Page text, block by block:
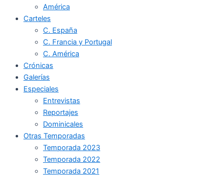
América
Carteles
C. España
C. Francia y Portugal
C. América
Crónicas
Galerías
Especiales
Entrevistas
Reportajes
Dominicales
Otras Temporadas
Temporada 2023
Temporada 2022
Temporada 2021